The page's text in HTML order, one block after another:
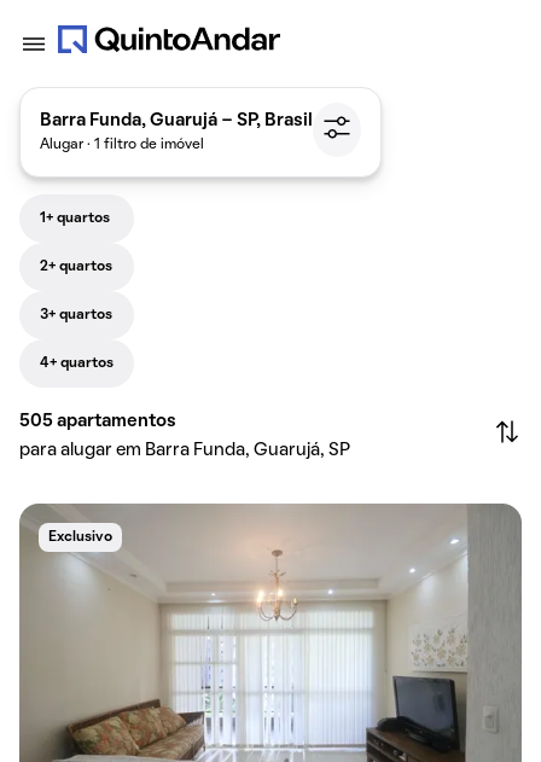
Barra Funda, Guarujá - SP, Brasil
Alugar · 1 filtro de imóvel
1+ quartos
2+ quartos
3+ quartos
4+ quartos
505 apartamentos
para alugar em Barra Funda, Guarujá, SP
Exclusivo